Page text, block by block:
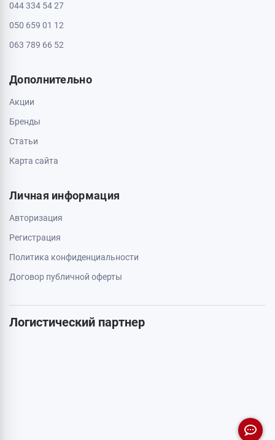
044 334 54 27
050 659 01 12
063 789 66 52
Дополнительно
Акции
Бренды
Статьи
Карта сайта
Личная информация
Авторизация
Регистрация
Политика конфиденциальности
Договор публичной оферты
Логистический партнер